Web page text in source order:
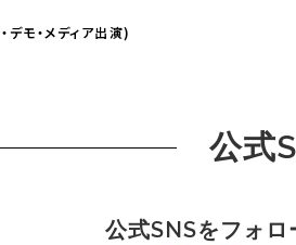
モ・メディア出演)
公式
公式SNSをフォ